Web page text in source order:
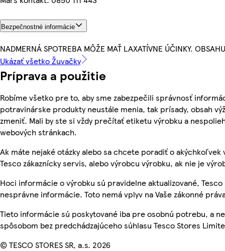
Bezpečnostné informácie
NADMERNÁ SPOTREBA MÔŽE MAŤ LAXATÍVNE ÚČINKY.
Ukázať všetko Žuvačky
Príprava a použitie
Robíme všetko pre to, aby sme zabezpečili správnosť
potravinárske produkty neustále menia, tak prísady, obsah
zmeniť. Mali by ste si vždy prečítať etiketu výrobku a
webových stránkach.
Ak máte nejaké otázky alebo sa chcete poradiť o akýchkoľvek
Tesco zákaznícky servis, alebo výrobcu výrobku, ak nie je
Hoci informácie o výrobku sú pravidelne aktualizované,
nesprávne informácie. Toto nemá vplyv na Vaše zákonné
Tieto informácie sú poskytované iba pre osobnú potrebu, a
spôsobom bez predchádzajúceho súhlasu Tesco Stores
© TESCO STORES SR, a.s. 2026